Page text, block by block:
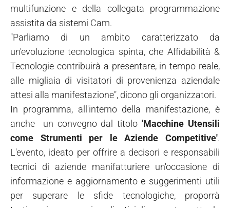
multifunzione e della collegata programmazione
assistita da sistemi Cam.
"Parliamo di un ambito caratterizzato da
un'evoluzione tecnologica spinta, che Affidabilità &
Tecnologie contribuirà a presentare, in tempo reale,
alle migliaia di visitatori di provenienza aziendale
attesi alla manifestazione", dicono gli organizzatori.
In programma, all'interno della manifestazione, è
anche un convegno dal titolo'Macchine Utensili
come Strumenti per le Aziende Competitive'.
L'evento, ideato per offrire a decisori e responsabili
tecnici di aziende manifatturiere un'occasione di
informazione e aggiornamento e suggerimenti utili
per superare le sfide tecnologiche, proporrà